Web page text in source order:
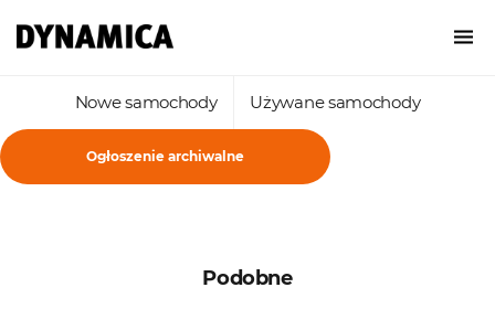
Nowe samochody Używane samochody
Ogłoszenie archiwalne
Podobne